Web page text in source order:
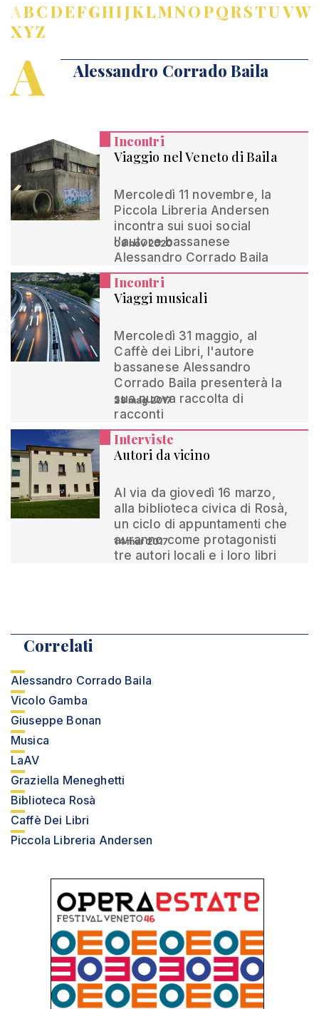
ABCDEFGHIJKLMNOPQRSTUVW
XYZ
A Alessandro Corrado Baila
Incontri
Viaggio nel Veneto di Baila
Mercoledì 11 novembre, la
Piccola Libreria Andersen
incontra sui suoi social
l'autore bassanese
Alessandro Corrado Baila
08 nov 2020
Incontri
Viaggi musicali
Mercoledì 31 maggio, al
Caffè dei Libri, l'autore
bassanese Alessandro
Corrado Baila presenterà la
sua nuova raccolta di
racconti
28 mag 2017
Interviste
Autori da vicino
Al via da giovedì 16 marzo,
alla biblioteca civica di Rosà,
un ciclo di appuntamenti che
avranno come protagonisti
tre autori locali e i loro libri
14 mar 2017
Correlati
Alessandro Corrado Baila
Vicolo Gamba
Giuseppe Bonan
Musica
LaAV
Graziella Meneghetti
Biblioteca Rosà
Caffè Dei Libri
Piccola Libreria Andersen